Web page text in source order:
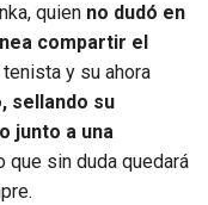
quien no dudó en
compartir el
y su ahora
sellando su
junto a una
que sin duda quedará